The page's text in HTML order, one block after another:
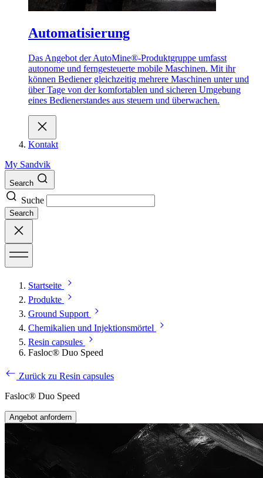
Automatisierung
Das Angebot der AutoMine®-Produktgruppe umfasst
autonome und ferngesteuerte mobile Maschinen. Mit ihr
können Bediener gleichzeitig mehrere Maschinen unter und
über Tage von der komfortablen und sicheren Umgebung
eines Bedienerstandes aus steuern und überwachen.
Kontakt
My Sandvik
Search
Suche
Search
Startseite
Produkte
Ground Support
Chemikalien und Injektionsmörtel
Resin capsules
Fasloc® Duo Speed
Zurück zu Resin capsules
Fasloc® Duo Speed
Angebot anfordern